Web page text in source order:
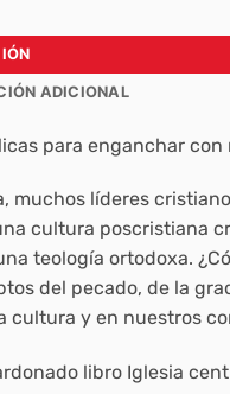
ADICIONAL
para enganchar
muchos líderes
cultura poscristiana
teología ortodoxa.
del pecado, de la
cultura y en nuestros
libro Iglesia